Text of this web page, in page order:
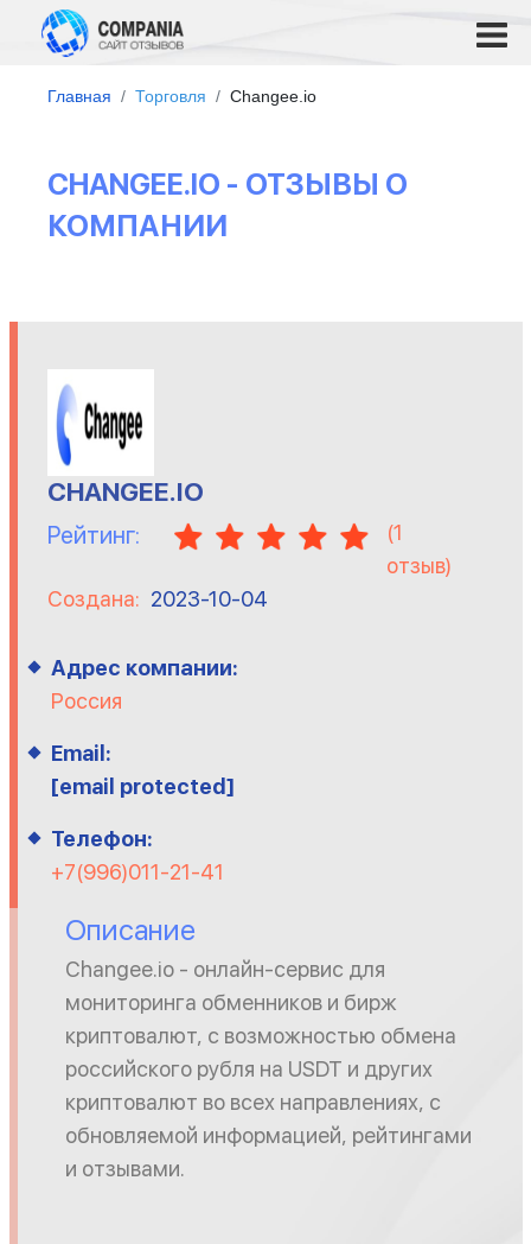
Главная Торговля Changee.io
CHANGEE.IO - ОТЗЫВЫ О
КОМПАНИИ
CHANGEE.IO
Рейтинг: (1
отзыв)
Создана: 2023-10-04
Адрес компании:
Россия
Email:
[email protected]
Телефон:
+7(996)011-21-41
Описание
Changee.io - онлайн-сервис для
мониторинга обменников и бирж
криптовалют, с возможностью обмена
российского рубля на USDT и других
криптовалют во всех направлениях, с
обновляемой информацией, рейтингами
и отзывами.